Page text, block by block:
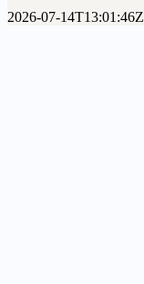
2026-07-14T13:01:46Z